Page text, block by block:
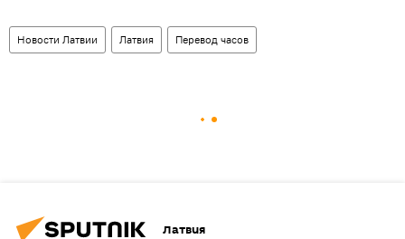
Новости Латвии Латвия Перевод часов
Латвия